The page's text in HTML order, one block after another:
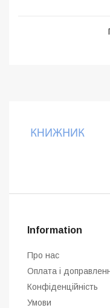
Information
Про нас
Оплата і
Конфіденційність
Умови